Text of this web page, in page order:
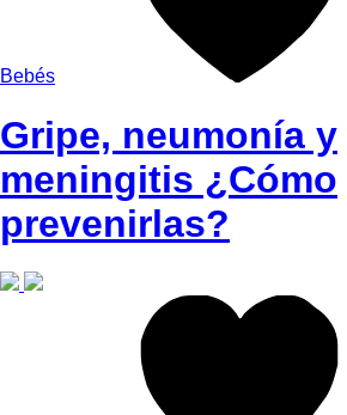
Bebés
Gripe, neumonía y
meningitis ¿Cómo
prevenirlas?